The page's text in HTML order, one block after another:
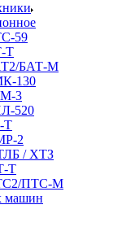
59
Т
БАТ-М
130
3
520
Т
2
/ ХТЗ
Т
ПТС-М
машин